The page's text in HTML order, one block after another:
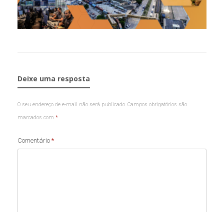
Deixe uma resposta
O seu endereço de e-mail não será publicado. Campos obrigatórios são
marcados com *
Comentário *